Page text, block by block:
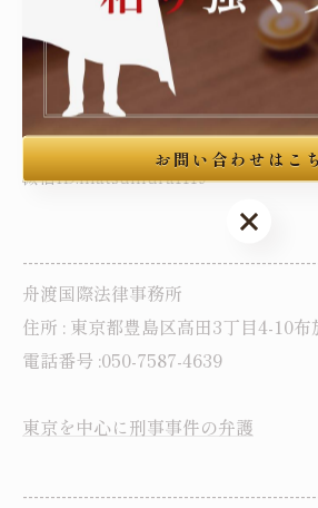
舟渡国际法律事务所
网站:https://matsumura-lawoffice.jp/
微信ID:matsumura1119
舟渡国際法律事務所
住所 : 東京都豊島区高田3丁目4-10
電話番号 :050-7587-4639
東京を中心に刑事事件の弁護
お問い合わせはこ
お問い合わせはこ